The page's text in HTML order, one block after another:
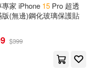
專家 iPhone 15 Pro 超透
版(無邊)鋼化玻璃保護貼
$399